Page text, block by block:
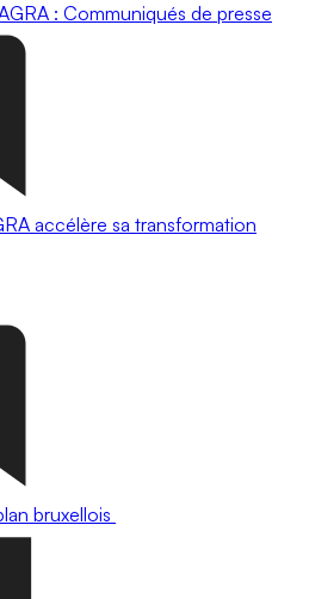
: Communiqués de presse
accélère sa transformation
bruxellois